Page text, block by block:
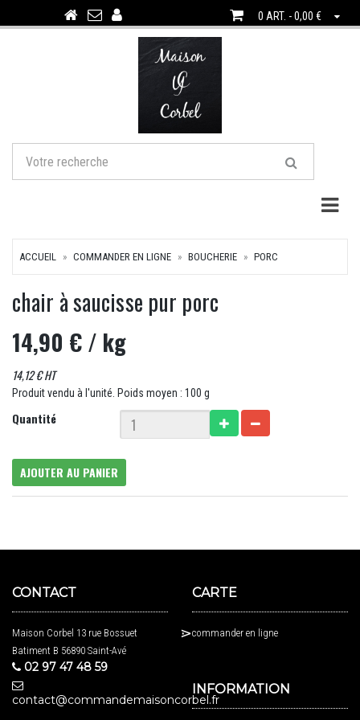
0 ART. - 0,00 €
ACCUEIL COMMANDER EN LIGNE BOUCHERIE PORC
chair à saucisse pur porc
14,90 €/ kg
14,12 € HT
Produit vendu à l'unité. Poids moyen : 100 g
Quantité
AJOUTER AU PANIER
CONTACT
Maison Corbel 13 rue Bossuet
Batiment B 56890 Saint-Avé
02 97 47 48 59
contact@commandemaisoncorbel.fr
CARTE
commander en ligne
INFORMATION